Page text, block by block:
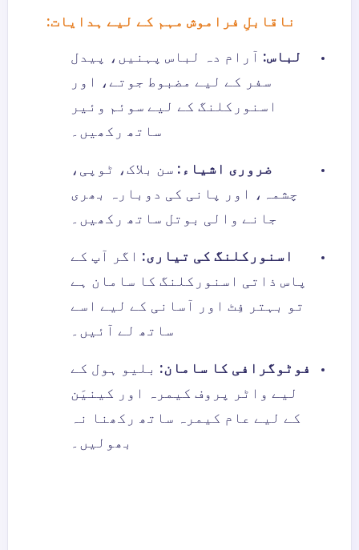
ناقابلِ فراموش مہم کے لیے ہدایات:
لباس: آرام دہ لباس پہنیں، پیدل
سفر کے لیے مضبوط جوتے، اور
اسنورکلنگ کے لیے سوئم وئیر
ساتھ رکھیں۔
ضروری اشیاء: سن بلاک، ٹوپی،
چشمہ، اور پانی کی دوبارہ بھری
جانے والی بوتل ساتھ رکھیں۔
اسنورکلنگ کی تیاری: اگر آپ کے
پاس ذاتی اسنورکلنگ کا سامان ہے
تو بہتر فِٹ اور آسانی کے لیے اسے
ساتھ لے آئیں۔
فوٹوگرافی کا سامان: بلیو ہول کے
لیے واٹر پروف کیمرہ اور کینیَن
کے لیے عام کیمرہ ساتھ رکھنا نہ
بھولیں۔